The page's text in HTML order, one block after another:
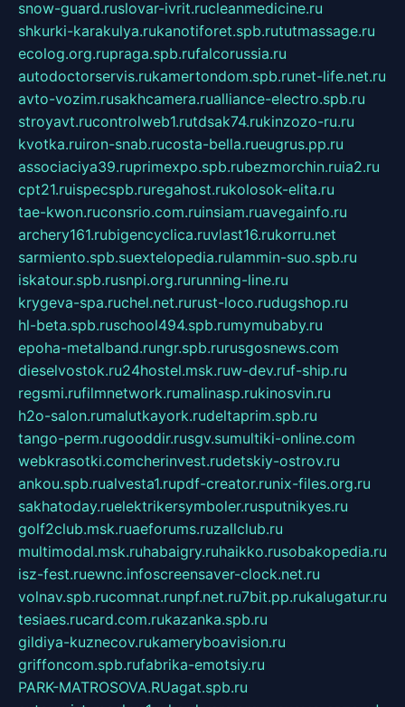
snow-guard.ruslovar-ivrit.rucleanmedicine.ru
shkurki-karakulya.rukanotiforet.spb.rututmassage.ru
ecolog.org.rupraga.spb.rufalcorussia.ru
autodoctorservis.rukamertondom.spb.runet-life.net.ru
avto-vozim.rusakhcamera.rualliance-electro.spb.ru
stroyavt.rucontrolweb1.rutdsak74.rukinzozo-ru.ru
kvotka.ruiron-snab.rucosta-bella.rueugrus.pp.ru
associaciya39.ruprimexpo.spb.rubezmorchin.ruia2.ru
cpt21.ruispecspb.ruregahost.rukolosok-elita.ru
tae-kwon.ruconsrio.com.ruinsiam.ruavegainfo.ru
archery161.rubigencyclica.ruvlast16.rukorru.net
sarmiento.spb.suextelopedia.rulammin-suo.spb.ru
iskatour.spb.rusnpi.org.rurunning-line.ru
krygeva-spa.ruchel.net.rurust-loco.rudugshop.ru
hl-beta.spb.ruschool494.spb.rumymubaby.ru
epoha-metalband.rungr.spb.rurusgosnews.com
dieselvostok.ru24hostel.msk.ruw-dev.ruf-ship.ru
regsmi.rufilmnetwork.rumalinasp.rukinosvin.ru
h2o-salon.rumalutkayork.rudeltaprim.spb.ru
tango-perm.rugooddir.rusgv.sumultiki-online.com
webkrasotki.comcherinvest.rudetskiy-ostrov.ru
ankou.spb.rualvesta1.rupdf-creator.runix-files.org.ru
sakhatoday.ruelektrikersymboler.rusputnikyes.ru
golf2club.msk.ruaeforums.ruzallclub.ru
multimodal.msk.ruhabaigry.ruhaikko.rusobakopedia.ru
isz-fest.ruewnc.infoscreensaver-clock.net.ru
volnav.spb.rucomnat.runpf.net.ru7bit.pp.rukalugatur.ru
tesiaes.rucard.com.rukazanka.spb.ru
gildiya-kuznecov.rukameryboavision.ru
griffoncom.spb.rufabrika-emotsiy.ru
PARK-MATROSOVA.RUagat.spb.ru